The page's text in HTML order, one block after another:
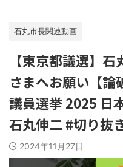
石丸市長関連動画
【東京都議選】
さまへお願い【論
議員選挙 2025 日
石丸伸二 #切り抜
2024年11月27日